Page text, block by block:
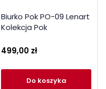
Biurko Pok PO-09 Lenart
Kolekcja Pok
499,00 zł
do koszyka